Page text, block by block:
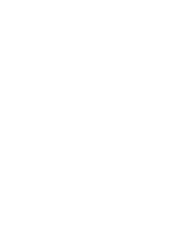
Hit enter